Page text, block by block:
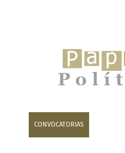
visual de la
CONVOCATORIAS